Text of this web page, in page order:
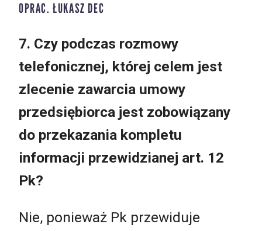
OPRAC. ŁUKASZ DEC
7. Czy podczas rozmowy
telefonicznej, której celem jest
zlecenie zawarcia umowy
przedsiębiorca jest zobowiązany
do przekazania kompletu
informacji przewidzianej art. 12
Pk?
Nie, ponieważ Pk przewiduje